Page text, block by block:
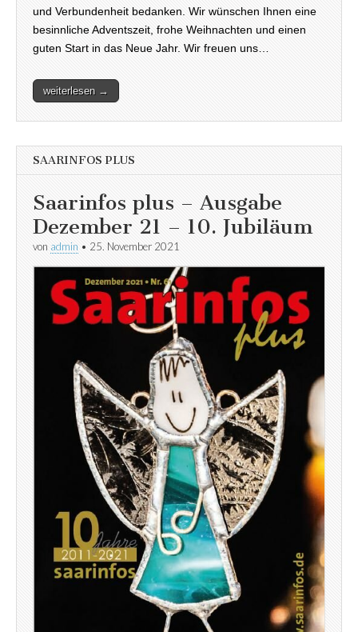
und Verbundenheit bedanken. Wir wünschen Ihnen eine
besinnliche Adventszeit, frohe Weihnachten und einen
guten Start in das Neue Jahr. Wir freuen uns…
weiterlesen →
SAARINFOS PLUS
Saarinfos plus – Ausgabe
Dezember 21 – 10. Jubiläum
von admin • 25. November 2021